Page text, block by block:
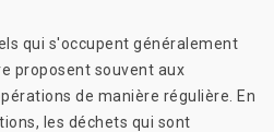
qui s'occupent généralement
proposent souvent aux
de manière régulière. En
les déchets qui sont